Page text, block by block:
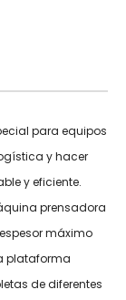
para equipos
y hacer
y eficiente.
prensadora
máximo
plataforma
de diferentes